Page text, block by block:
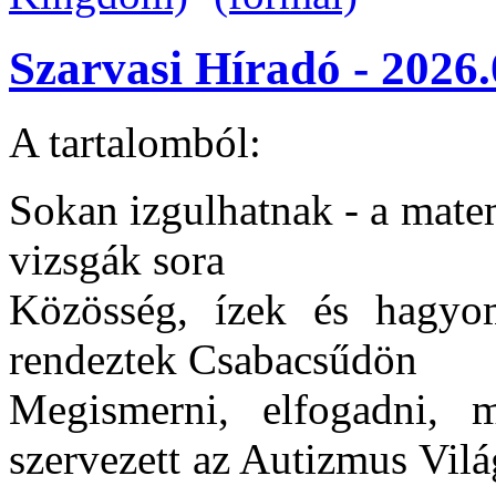
Szarvasi Híradó -
A tartalomból:
Sokan izgulhatnak - a
vizsgák sora
Közösség, ízek és
rendeztek Csabacsűdön
Megismerni, elfogadni,
szervezett az Autizmus